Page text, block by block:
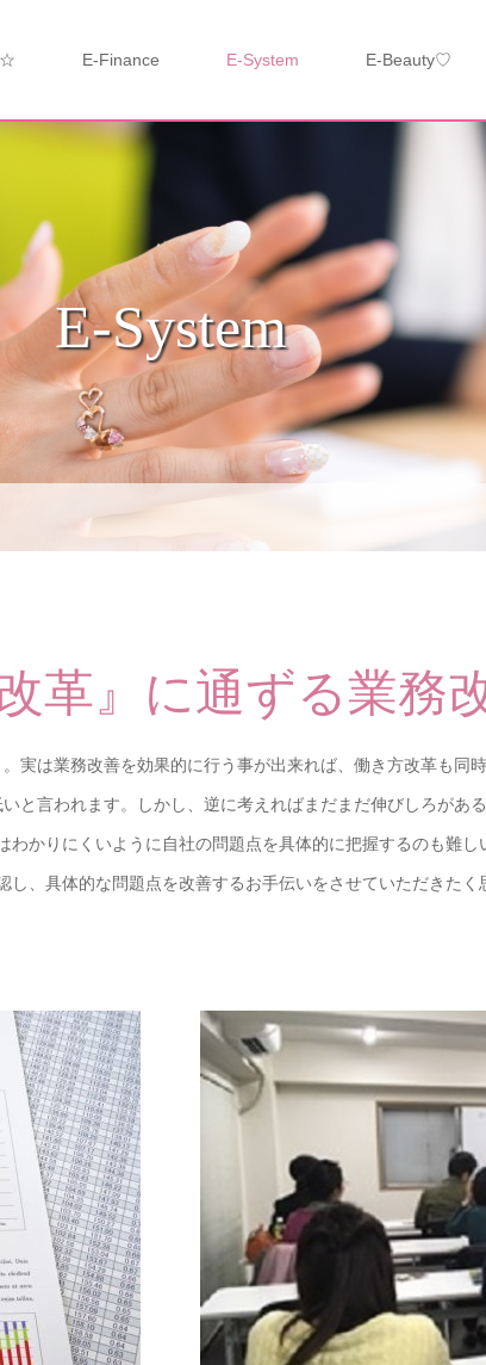
E-Finance E-System E-Beauty♡
E-System
革』に通ずる業務
実は業務改善を効果的に行う事が出来れば、働き方改革も同
と言われます。しかし、逆に考えればまだまだ伸びしろがある
わかりにくいように自社の問題点を具体的に把握するのも難し
し、具体的な問題点を改善するお手伝いをさせていただきたく